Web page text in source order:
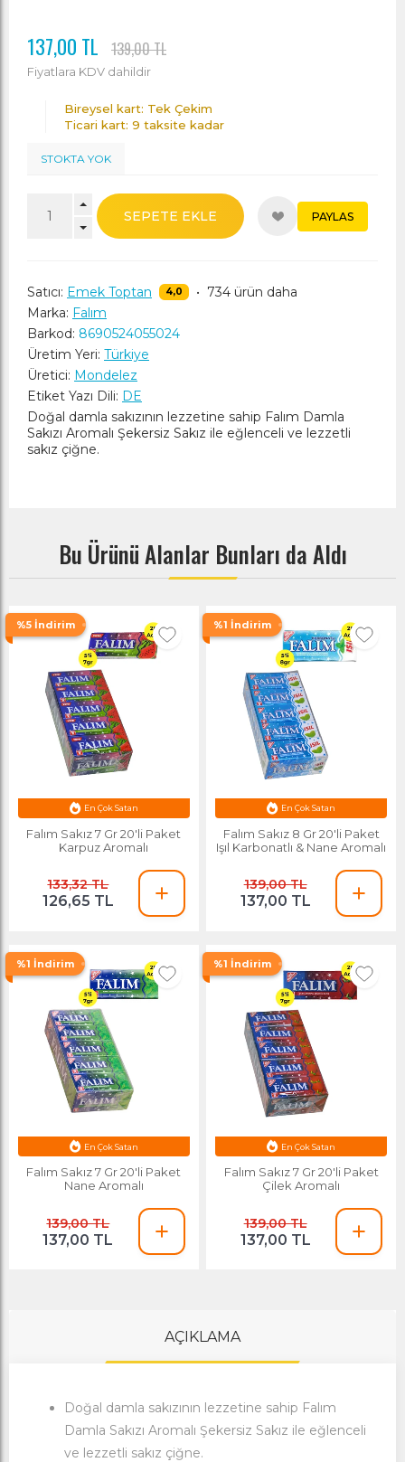
137,00 TL 139,00 TL
Fiyatlara KDV dahildir
Bireysel kart: Tek Çekim
Ticari kart: 9 taksite kadar
STOKTA YOK
SEPETE EKLE PAYLAS
Satıcı: Emek Toptan 4,0 • 734 ürün daha
Marka: Falım
Barkod: 8690524055024
Üretim Yeri: Türkiye
Üretici: Mondelez
Etiket Yazı Dili: DE
Doğal damla sakızının lezzetine sahip Falım Damla
Sakızı Aromalı Şekersiz Sakız ile eğlenceli ve lezzetli
sakız çiğne.
Bu Ürünü Alanlar Bunları da Aldı
%5 İndirim
Esnafa Özel Fiyat
Falım Sakız 7 Gr 20'li Paket
Karpuz Aromalı
133,32 TL
126,65 TL
%1 İndirim
Esnafa Özel Fiyat
Falım Sakız 8 Gr 20'li Paket
Işıl Karbonatlı & Nane Aromalı
139,00 TL
137,00 TL
%1 İndirim
Esnafa Özel Fiyat
Falım Sakız 7 Gr 20'li Paket
Nane Aromalı
139,00 TL
137,00 TL
%1 İndirim
Esnafa Özel Fiyat
Falım Sakız 7 Gr 20'li Paket
Çilek Aromalı
139,00 TL
137,00 TL
AÇIKLAMA
Doğal damla sakızının lezzetine sahip Falım
Damla Sakızı Aromalı Şekersiz Sakız ile eğlenceli
ve lezzetli sakız çiğne.